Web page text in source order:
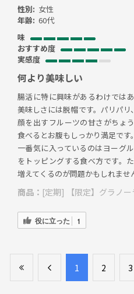
性別: 女性
年齢: 60代
味
おすすめ度
実感度
何より美味しい
腸活に特に興味があるわけでは
美味しさには脱帽です。パリパ
顔を出すフルーツの甘さがちょ
食べるとお腹もしっかり満足です。
一番気に入っているのはヨーグ
をトッピングする食べ方です。
増えてくるのが問題かもしれませ
商品： [定期] 【限定】グラノ
役に立った 1
​1 ​2 ​3